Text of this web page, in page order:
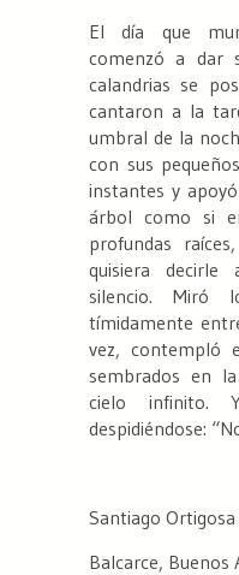
El día que
comenzó a dar
calandrias se
cantaron a la
umbral de la
con sus
instantes y
árbol como si
profundas
quisiera
silencio. Miró
tímidamente
vez, contempló
sembrados en
cielo infinito.
despidiéndose:
Santiago Ortigosa
Balcarce, Buenos